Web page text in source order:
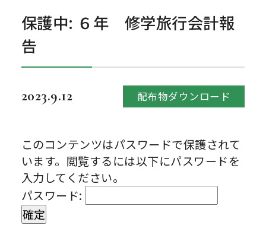
保護中: ６年 修学旅行会計報
告
2023.9.12 配布物ダウンロード
このコンテンツはパスワードで保護されて
います。閲覧するには以下にパスワードを
入力してください。
パスワード: